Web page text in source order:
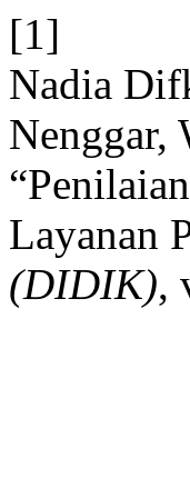
[1]
Nadia
Nenggar,
Layanan
(DIDIK),